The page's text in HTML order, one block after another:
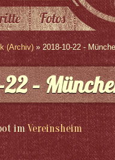
Fotos
(Archiv) » 2018-10-22 -
–
imVereinsheim